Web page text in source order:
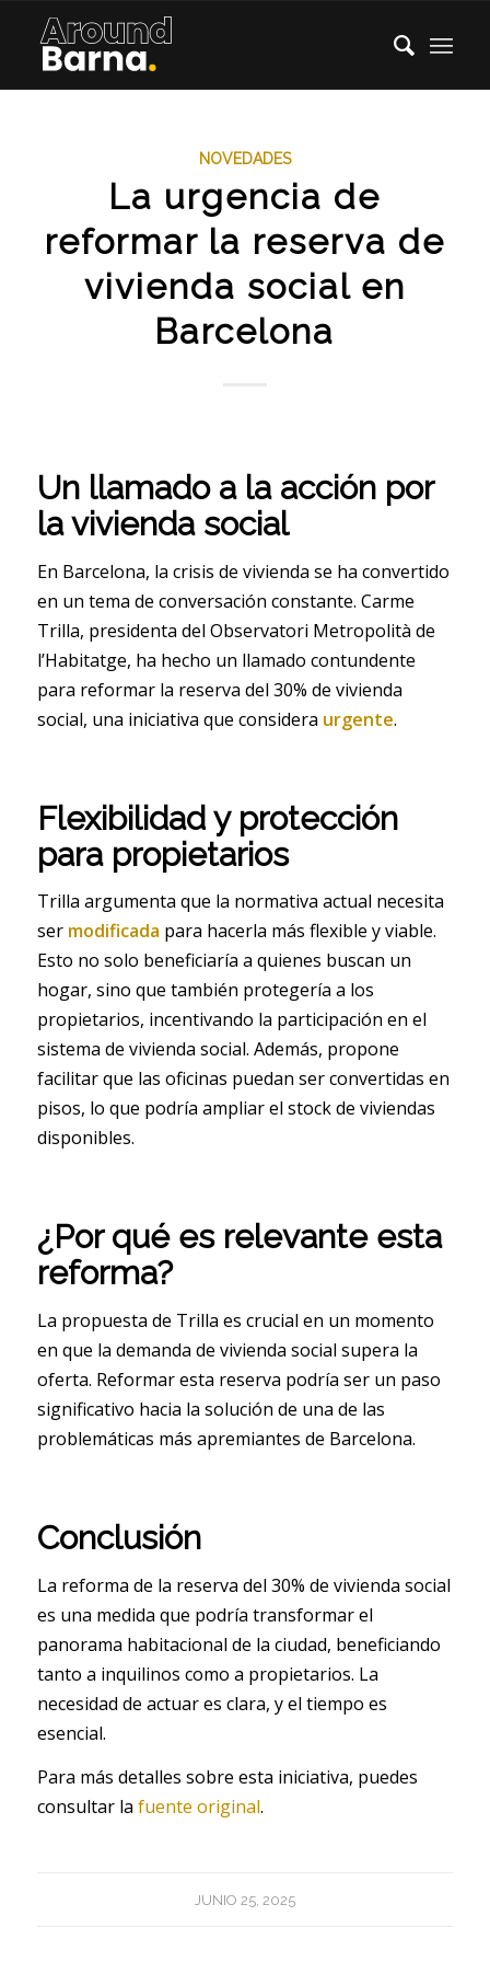
NOVEDADES
La urgencia de
reformar la reserva de
vivienda social en
Barcelona
Un llamado a la acción por
la vivienda social
En Barcelona, la crisis de vivienda se ha convertido
en un tema de conversación constante. Carme
Trilla, presidenta del Observatori Metropolità de
l’Habitatge, ha hecho un llamado contundente
para reformar la reserva del 30% de vivienda
social, una iniciativa que considera urgente.
Flexibilidad y protección
para propietarios
Trilla argumenta que la normativa actual necesita
ser modificada para hacerla más flexible y viable.
Esto no solo beneficiaría a quienes buscan un
hogar, sino que también protegería a los
propietarios, incentivando la participación en el
sistema de vivienda social. Además, propone
facilitar que las oficinas puedan ser convertidas en
pisos, lo que podría ampliar el stock de viviendas
disponibles.
¿Por qué es relevante esta
reforma?
La propuesta de Trilla es crucial en un momento
en que la demanda de vivienda social supera la
oferta. Reformar esta reserva podría ser un paso
significativo hacia la solución de una de las
problemáticas más apremiantes de Barcelona.
Conclusión
La reforma de la reserva del 30% de vivienda social
es una medida que podría transformar el
panorama habitacional de la ciudad, beneficiando
tanto a inquilinos como a propietarios. La
necesidad de actuar es clara, y el tiempo es
esencial.
Para más detalles sobre esta iniciativa, puedes
consultar la fuente original.
JUNIO 25, 2025